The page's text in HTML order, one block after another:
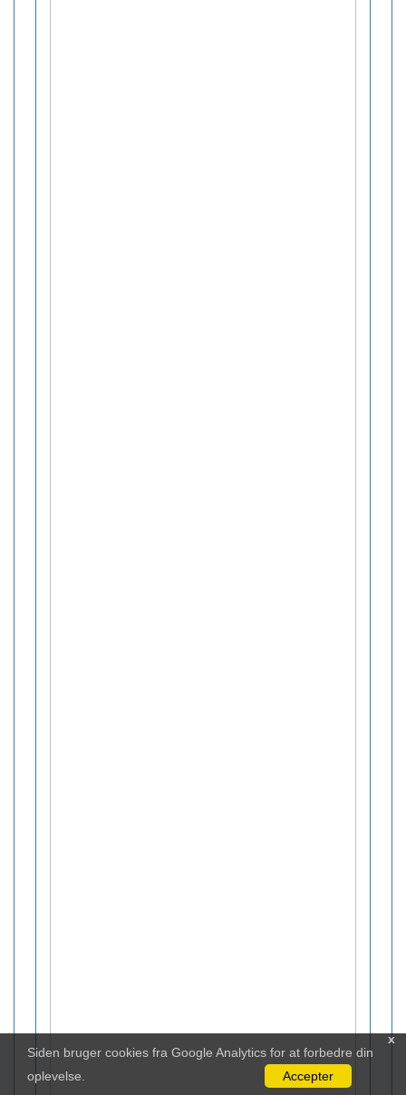
x
Siden bruger cookies fra Google Analytics for at forbedre din
oplevelse.
Accepter